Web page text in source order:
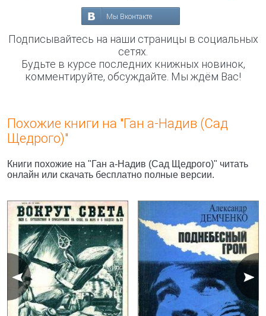
Мы Вконтакте
Подписывайтесь на наши страницы в социальных
сетях.
Будьте в курсе последних книжных новинок,
комментируйте, обсуждайте. Мы ждём Вас!
Похожие книги на "Ган а-Надив (Сад
Щедрого)"
Книги похожие на "Ган а-Надив (Сад Щедрого)" читать
онлайн или скачать бесплатно полные версии.